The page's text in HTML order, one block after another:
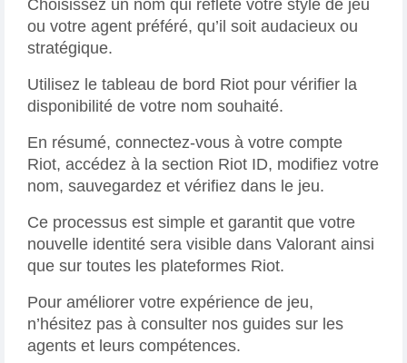
Choisissez un nom qui reflète votre style de jeu
ou votre agent préféré, qu’il soit audacieux ou
stratégique.
Utilisez le tableau de bord Riot pour vérifier la
disponibilité de votre nom souhaité.
En résumé, connectez-vous à votre compte
Riot, accédez à la section Riot ID, modifiez votre
nom, sauvegardez et vérifiez dans le jeu.
Ce processus est simple et garantit que votre
nouvelle identité sera visible dans Valorant ainsi
que sur toutes les plateformes Riot.
Pour améliorer votre expérience de jeu,
n’hésitez pas à consulter nos guides sur les
agents et leurs compétences.